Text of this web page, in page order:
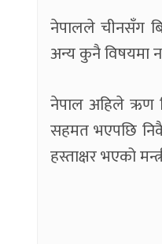
नेपालले चीनसँग
अन्य कुनै विषयमा
नेपाल अहिले ऋण
सहमत भएपछि
हस्ताक्षर भएको